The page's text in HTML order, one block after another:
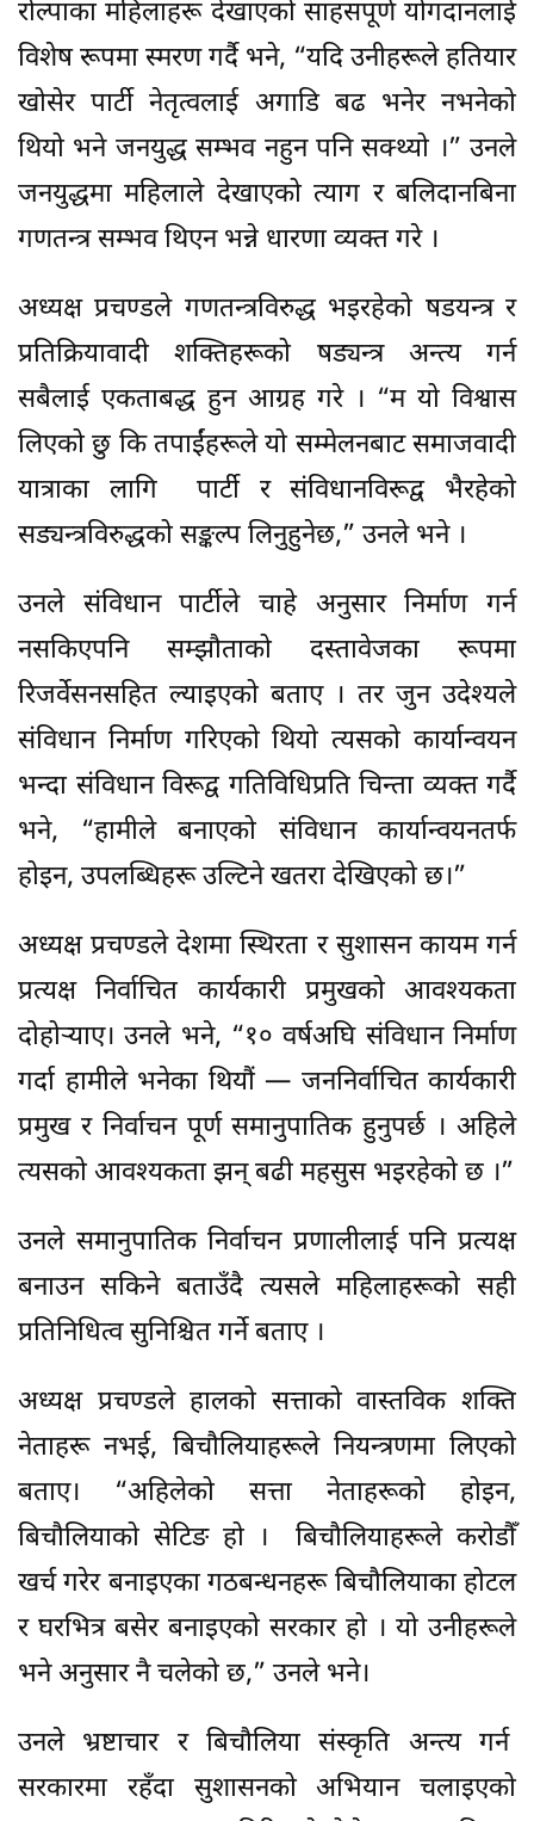
रोल्पाका महिलाहरू देखाएको साहसपूर्ण योगदानलाई
विशेष रूपमा स्मरण गर्दै भने, “यदि उनीहरूले हतियार
खोसेर पार्टी नेतृत्वलाई अगाडि बढ भनेर नभनेको
थियो भने जनयुद्ध सम्भव नहुन पनि सक्थ्यो ।” उनले
जनयुद्धमा महिलाले देखाएको त्याग र बलिदानबिना
गणतन्त्र सम्भव थिएन भन्ने धारणा व्यक्त गरे ।
अध्यक्ष प्रचण्डले गणतन्त्रविरुद्ध भइरहेको षडयन्त्र र
प्रतिक्रियावादी शक्तिहरूको षड्यन्त्र अन्त्य गर्न
सबैलाई एकताबद्ध हुन आग्रह गरे । “म यो विश्वास
लिएको छु कि तपाईंहरूले यो सम्मेलनबाट समाजवादी
यात्राका लागि पार्टी र संविधानविरूद्व भैरहेको
सड्यन्त्रविरुद्धको सङ्कल्प लिनुहुनेछ,” उनले भने ।
उनले संविधान पार्टीले चाहे अनुसार निर्माण गर्न
नसकिएपनि सम्झौताको दस्तावेजका रूपमा
रिजर्वेसनसहित ल्याइएको बताए । तर जुन उदेश्यले
संविधान निर्माण गरिएको थियो त्यसको कार्यान्वयन
भन्दा संविधान विरूद्व गतिविधिप्रति चिन्ता व्यक्त गर्दै
भने, “हामीले बनाएको संविधान कार्यान्वयनतर्फ
होइन, उपलब्धिहरू उल्टिने खतरा देखिएको छ।”
अध्यक्ष प्रचण्डले देशमा स्थिरता र सुशासन कायम गर्न
प्रत्यक्ष निर्वाचित कार्यकारी प्रमुखको आवश्यकता
दोहोर्‍याए। उनले भने, “१० वर्षअघि संविधान निर्माण
गर्दा हामीले भनेका थियौं — जननिर्वाचित कार्यकारी
प्रमुख र निर्वाचन पूर्ण समानुपातिक हुनुपर्छ । अहिले
त्यसको आवश्यकता झन् बढी महसुस भइरहेको छ ।”
उनले समानुपातिक निर्वाचन प्रणालीलाई पनि प्रत्यक्ष
बनाउन सकिने बताउँदै त्यसले महिलाहरूको सही
प्रतिनिधित्व सुनिश्चित गर्ने बताए ।
अध्यक्ष प्रचण्डले हालको सत्ताको वास्तविक शक्ति
नेताहरू नभई, बिचौलियाहरूले नियन्त्रणमा लिएको
बताए। “अहिलेको सत्ता नेताहरूको होइन,
बिचौलियाको सेटिङ हो । बिचौलियाहरूले करोडौँ
खर्च गरेर बनाइएका गठबन्धनहरू बिचौलियाका होटल
र घरभित्र बसेर बनाइएको सरकार हो । यो उनीहरूले
भने अनुसार नै चलेको छ,” उनले भने।
उनले भ्रष्टाचार र बिचौलिया संस्कृति अन्त्य गर्न
सरकारमा रहँदा सुशासनको अभियान चलाइएको